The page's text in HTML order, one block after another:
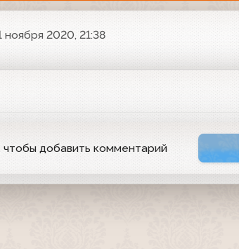
ноября 2020, 21:38
, чтобы добавить комментарий